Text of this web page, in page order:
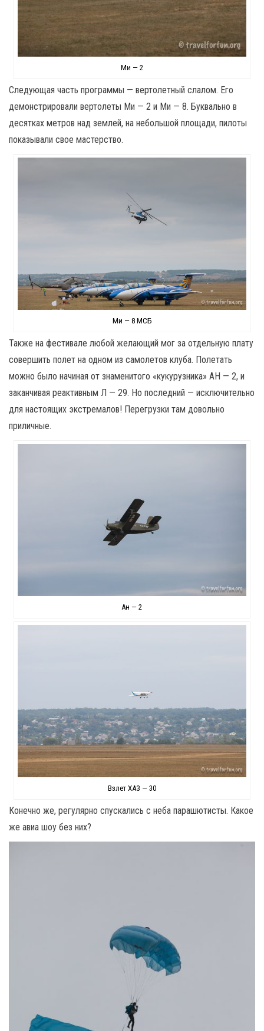
Ми — 2
Следующая часть программы — вертолетный слалом. Его
демонстрировали вертолеты Ми — 2 и Ми — 8. Буквально в
десятках метров над землей, на небольшой площади, пилоты
показывали свое мастерство.
Ми — 8 МСБ
Также на фестивале любой желающий мог за отдельную плату
совершить полет на одном из самолетов клуба. Полетать
можно было начиная от знаменитого «кукурузника» АН — 2, и
заканчивая реактивным Л — 29. Но последний — исключительно
для настоящих экстремалов! Перегрузки там довольно
приличные.
Ан — 2
Взлет ХАЗ — 30
Конечно же, регулярно спускались с неба парашютисты. Какое
же авиа шоу без них?